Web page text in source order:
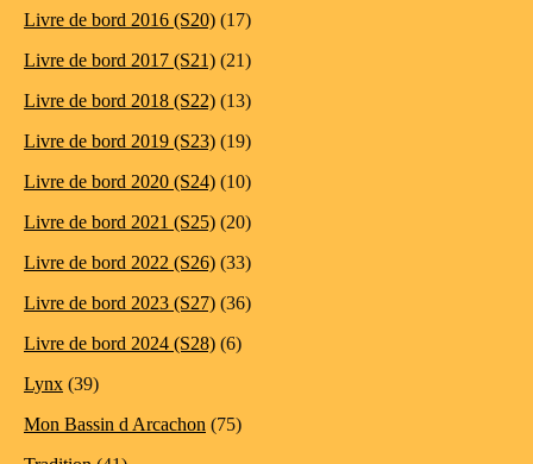
Livre de bord 2016 (S20) (17)
Livre de bord 2017 (S21) (21)
Livre de bord 2018 (S22) (13)
Livre de bord 2019 (S23) (19)
Livre de bord 2020 (S24) (10)
Livre de bord 2021 (S25) (20)
Livre de bord 2022 (S26) (33)
Livre de bord 2023 (S27) (36)
Livre de bord 2024 (S28) (6)
Lynx (39)
Mon Bassin d Arcachon (75)